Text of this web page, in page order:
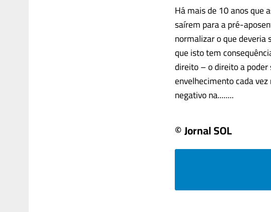
Há mais de 10 anos que
saírem para a pré-
normalizar o que deveria
que isto tem
direito – o direito a
envelhecimento cada
negativo na........
© Jornal SOL